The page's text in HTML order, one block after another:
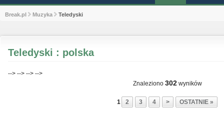
Break.pl Muzyka Teledyski
Teledyski : polska
--> --> --> -->
Znaleziono 302 wyników
1 2 3 4 > OSTATNIE »